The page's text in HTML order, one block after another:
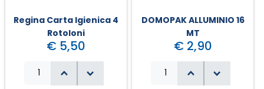
Regina Carta Igienica 4
Rotoloni
€ 5,50
DOMOPAK ALLUMINIO 16
MT
€ 2,90